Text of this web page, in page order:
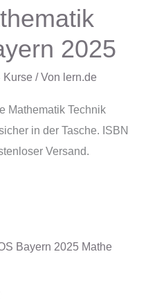
2025
Kurse / Von lern.de
Mathematik Technik
in der Tasche. ISBN
Versand.